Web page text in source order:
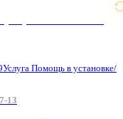
Помощь в установке/
13